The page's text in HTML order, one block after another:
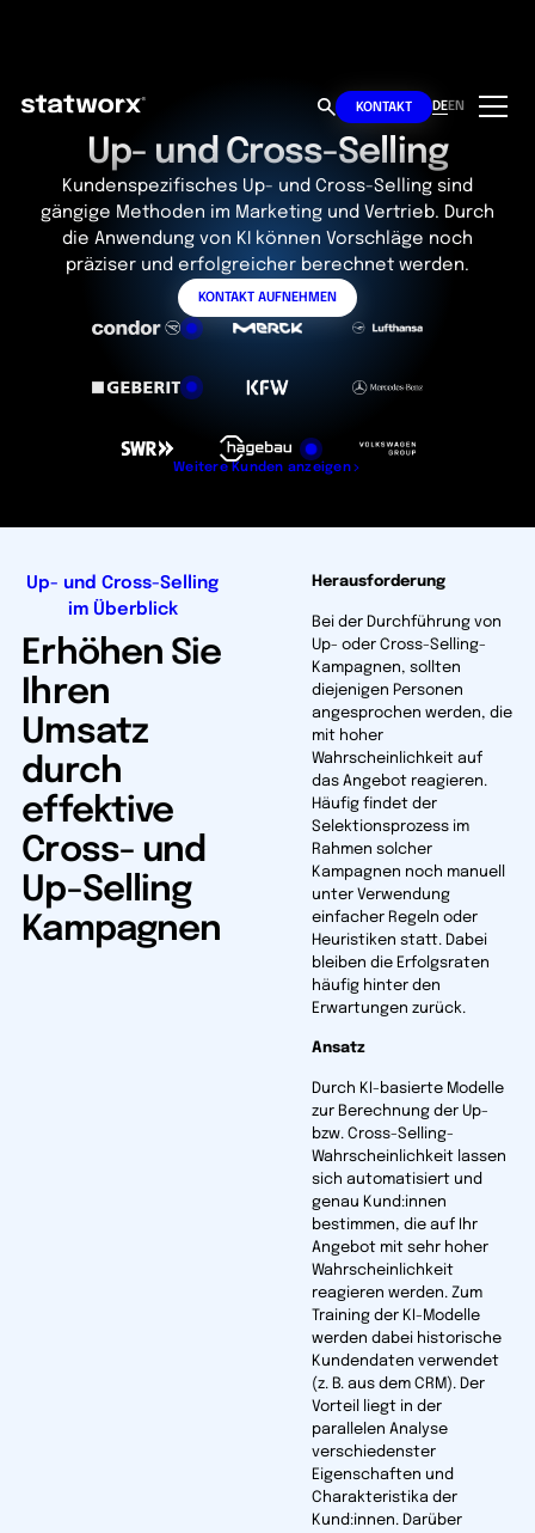
KONTAKT DEEN
Up- und Cross-Selling
Kundenspezifisches Up- und Cross-Selling sind
gängige Methoden im Marketing und Vertrieb. Durch
die Anwendung von KI können Vorschläge noch
präziser und erfolgreicher berechnet werden.
KONTAKT AUFNEHMEN
Weitere Kunden anzeigen
Up- und Cross-Selling
im Überblick
Erhöhen Sie
Ihren
Umsatz
durch
effektive
Cross- und
Up-Selling
Kampagnen
Herausforderung
Bei der Durchführung von
Up- oder Cross-Selling-
Kampagnen, sollten
diejenigen Personen
angesprochen werden, die
mit hoher
Wahrscheinlichkeit auf
das Angebot reagieren.
Häufig findet der
Selektionsprozess im
Rahmen solcher
Kampagnen noch manuell
unter Verwendung
einfacher Regeln oder
Heuristiken statt. Dabei
bleiben die Erfolgsraten
häufig hinter den
Erwartungen zurück.
Ansatz
Durch KI-basierte Modelle
zur Berechnung der Up-
bzw. Cross-Selling-
Wahrscheinlichkeit lassen
sich automatisiert und
genau Kund:innen
bestimmen, die auf Ihr
Angebot mit sehr hoher
Wahrscheinlichkeit
reagieren werden. Zum
Training der KI-Modelle
werden dabei historische
Kundendaten verwendet
(z. B. aus dem CRM). Der
Vorteil liegt in der
parallelen Analyse
verschiedenster
Eigenschaften und
Charakteristika der
Kund:innen. Darüber